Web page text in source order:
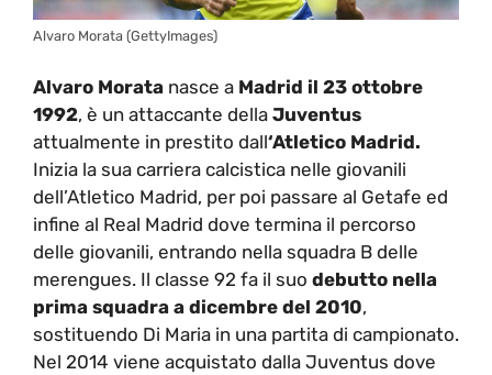
Alvaro Morata (GettyImages)
Alvaro Morata nasce a Madrid il 23 ottobre
1992, è un attaccante della Juventus
attualmente in prestito dall‘Atletico Madrid.
Inizia la sua carriera calcistica nelle giovanili
dell’Atletico Madrid, per poi passare al Getafe ed
infine al Real Madrid dove termina il percorso
delle giovanili, entrando nella squadra B delle
merengues. Il classe 92 fa il suo debutto nella
prima squadra a dicembre del 2010,
sostituendo Di Maria in una partita di campionato.
Nel 2014 viene acquistato dalla Juventus dove